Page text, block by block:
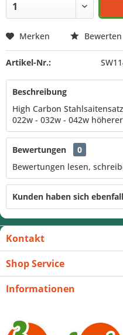
Merken Bewerten
Artikel-Nr.:
Beschreibung
High Carbon
022w - 032w - 042w
Bewertungen
0
Bewertungen lesen,
Kunden haben sich
Kontakt
Shop Service
Informationen